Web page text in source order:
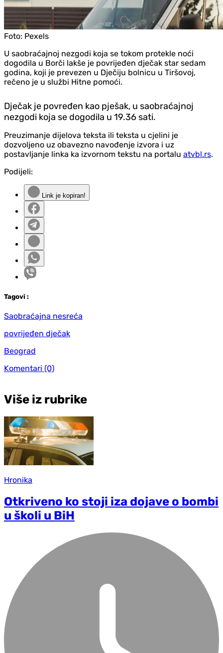
Foto: Pexels
U saobraćajnoj nezgodi koja se tokom protekle noći
dogodila u Borči lakše je povrijeđen dječak star sedam
godina, koji je prevezen u Dječiju bolnicu u Tiršovoj,
rečeno je u službi Hitne pomoći.
Dječak je povređen kao pješak, u saobraćajnoj
nezgodi koja se dogodila u 19.36 sati.
Preuzimanje dijelova teksta ili teksta u cjelini je
dozvoljeno uz obavezno navođenje izvora i uz
postavljanje linka ka izvornom tekstu na portalu atvbl.rs.
Podijeli:
Link je kopiran!
Tagovi :
Saobraćajna nesreća
povrijeđen dječak
Beograd
Komentari (0)
Više iz rubrike
Hronika
Otkriveno ko stoji iza dojave o bombi
u školi u BiH